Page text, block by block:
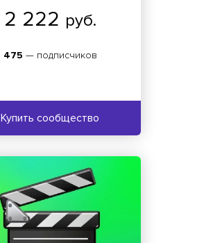
2 222 руб.
475 — подписчиков
Купить сообщество